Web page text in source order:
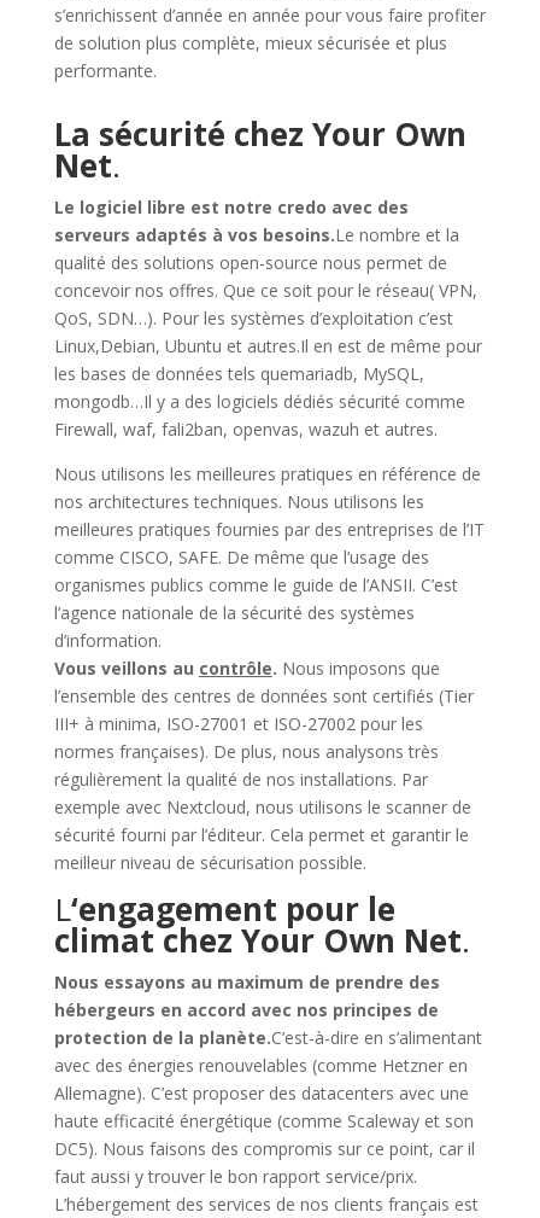
s’enrichissent d’année en année pour vous faire profiter
de solution plus complète, mieux sécurisée et plus
performante.
La sécurité chez Your Own
Net.
Le logiciel libre est notre credo avec des
serveurs adaptés à vos besoins.Le nombre et la
qualité des solutions open-source nous permet de
concevoir nos offres. Que ce soit pour le réseau( VPN,
QoS, SDN…). Pour les systèmes d’exploitation c’est
Linux,Debian, Ubuntu et autres.Il en est de même pour
les bases de données tels quemariadb, MySQL,
mongodb…Il y a des logiciels dédiés sécurité comme
Firewall, waf, fali2ban, openvas, wazuh et autres.
Nous utilisons les meilleures pratiques en référence de
nos architectures techniques. Nous utilisons les
meilleures pratiques fournies par des entreprises de l’IT
comme CISCO, SAFE. De même que l’usage des
organismes publics comme le guide de l’ANSII. C’est
l’agence nationale de la sécurité des systèmes
d’information.
Vous veillons au contrôle. Nous imposons que
l’ensemble des centres de données sont certifiés (Tier
III+ à minima, ISO-27001 et ISO-27002 pour les
normes françaises). De plus, nous analysons très
régulièrement la qualité de nos installations. Par
exemple avec Nextcloud, nous utilisons le scanner de
sécurité fourni par l’éditeur. Cela permet et garantir le
meilleur niveau de sécurisation possible.
L‘engagement pour le
climat chez Your Own Net.
Nous essayons au maximum de prendre des
hébergeurs en accord avec nos principes de
protection de la planète.C’est-à-dire en s’alimentant
avec des énergies renouvelables (comme Hetzner en
Allemagne). C’est proposer des datacenters avec une
haute efficacité énergétique (comme Scaleway et son
DC5). Nous faisons des compromis sur ce point, car il
faut aussi y trouver le bon rapport service/prix.
L’hébergement des services de nos clients français est